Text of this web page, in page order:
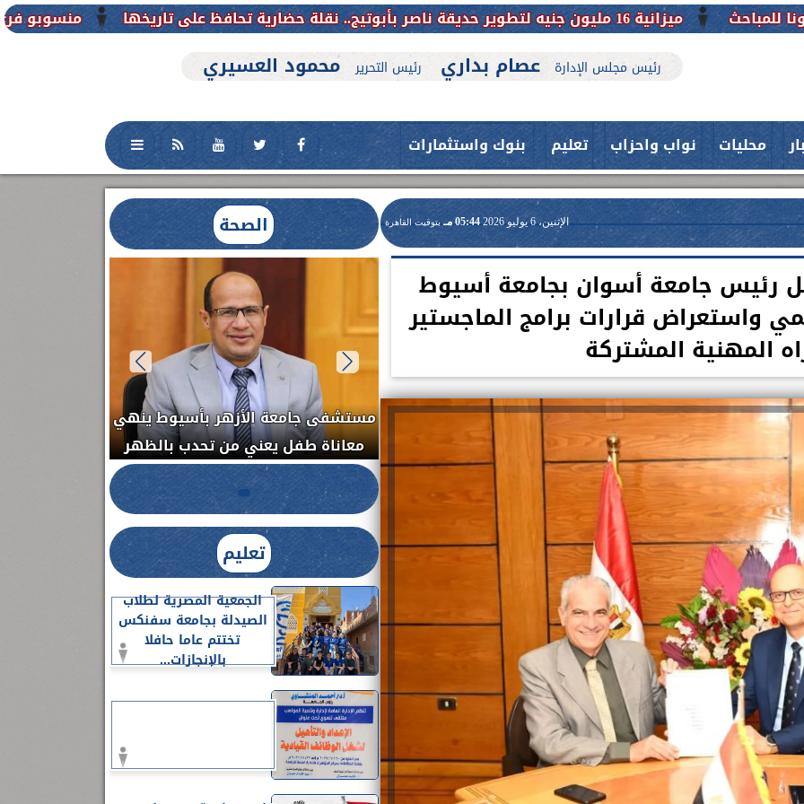
منسوبو فرع جامعة الأزهر بأبوتيج.. نقلة حضارية تحافظ على تاريخها
رئيس مجلس الإدارة عصام بداري رئيس التحرير محمود العسيري
محليات نواب واحزاب تعليم بنوك واستثمارات
الإثنين، 6 يوليو 2026 05:44 مـ بتوقيت القاهرة
رئيس جامعة أسوان بجامعة أسيوط
واستعراض قرارات برامج الماجستير
المهنية المشتركة
الصحة
العلاج الحر بمنفلوط بالتعاون مع هيئة
الدواء المصرية يشن حملة رقابية مكبرة
لضبط المنشآت الطبية المخالفة.....
حدث بمستشفيات جامعة اسيوط....
فريق طبي بقسم الأنف والأذن
والحنجرة ينجح في استئصال ورم خبيث
اعلن الدكتور طارق على ، القائم بأعمال
رئيس جامعة بني سويف نجاحاً طبياً
جديد بمستشفيات الجامعة...
تعليم
الجمعية المصرية لطلاب
الصيدلة بجامعة سفنكس
تختتم عاما حافلا
بالإنجازات...